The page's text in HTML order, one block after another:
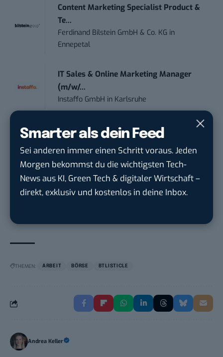
Smarter als dein Feed
Sei anderen immer einen Schritt voraus. Jeden
Morgen bekommst du die wichtigsten Tech-
News aus KI, Green Tech & digitaler Wirtschaft –
direkt, exklusiv und kostenlos in deine Inbox.
Content Marketing Specialist Product &
Te...
Ferdinand Bilstein GmbH & Co. KG in
Ennepetal
IT Sales & Online Marketing Manager
(m/w/...
Instaffo GmbH in Karlsruhe
Content Manager Agrar (m/w/d)
Josera Erbacher Service GmbH & Co...in
Remote / Mob...
Social Media Manager (m/w/d)
THEMEN: ARBEIT BÖRSE BTLISTICLE
Andrea Keller